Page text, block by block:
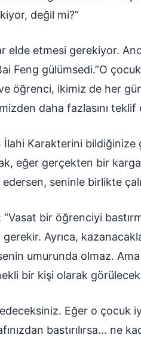
değil mi?”
elde etmesi gerekiyor.
Feng gülümsedi.”O
öğrenci, ikimiz de her
daha fazlasını
İlahi Karakterini
eğer gerçekten bir
seninle birlikte
bir öğrenciyi
Ayrıca,
umurunda olmaz.
bir kişi olarak
Eğer o çocuk
bastırılırsa… ne